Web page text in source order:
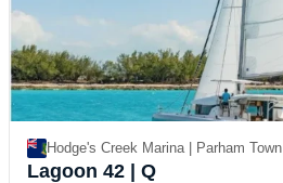
Hodge's Creek Marina | Parham Town
Lagoon 42 | Q